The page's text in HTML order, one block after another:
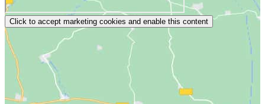
Click to accept marketing cookies and enable this content